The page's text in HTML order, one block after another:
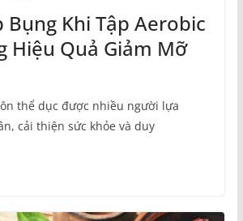
Bụng Khi Tập Aerobic
Hiệu Quả Giảm Mỡ
thể dục được nhiều người lựa
cải thiện sức khỏe và duy